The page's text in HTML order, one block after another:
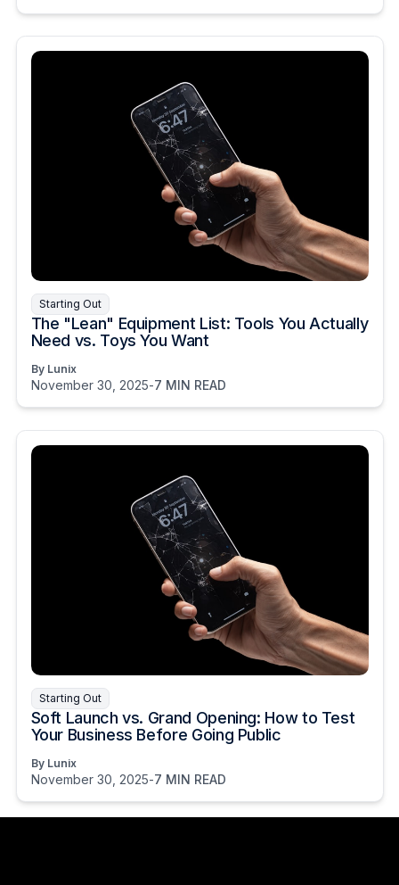
Starting Out
The "Lean" Equipment List: Tools You Actually
Need vs. Toys You Want
By Lunix
November 30, 2025-7 MIN READ
Starting Out
Soft Launch vs. Grand Opening: How to Test
Your Business Before Going Public
By Lunix
November 30, 2025-7 MIN READ